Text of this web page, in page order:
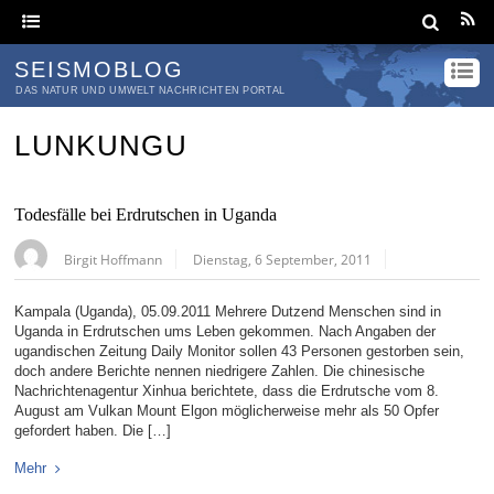
SEISMOBLOG
DAS NATUR UND UMWELT NACHRICHTEN PORTAL
LUNKUNGU
Todesfälle bei Erdrutschen in Uganda
Birgit Hoffmann Dienstag, 6 September, 2011
Kampala (Uganda), 05.09.2011 Mehrere Dutzend Menschen sind in
Uganda in Erdrutschen ums Leben gekommen. Nach Angaben der
ugandischen Zeitung Daily Monitor sollen 43 Personen gestorben sein,
doch andere Berichte nennen niedrigere Zahlen. Die chinesische
Nachrichtenagentur Xinhua berichtete, dass die Erdrutsche vom 8.
August am Vulkan Mount Elgon möglicherweise mehr als 50 Opfer
gefordert haben. Die […]
Mehr